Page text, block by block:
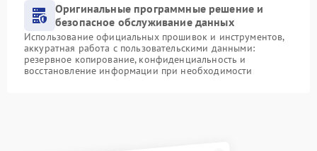
Оригинальные программные решение и
безопасное обслуживание данных
Использование официальных прошивок и инструментов,
аккуратная работа с пользовательскими данными:
резервное копирование, конфиденциальность и
восстановление информации при необходимости